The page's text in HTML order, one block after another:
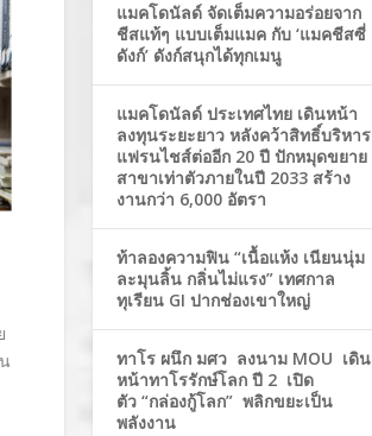
แมคโดนัลด์ จัดเต็มความอร่อยจาก
ชีสแท้ๆ แบบเต็มแมค กับ ‘แมคชีสซี่
ดังก์’ ดังก์สนุกได้ทุกเมนู
แมคโดนัลด์ ประเทศไทย เดินหน้า
ลงทุนระยะยาว หลังคว้าสิทธิ์บริหาร
แฟรนไชส์ต่ออีก 20 ปี ปักหมุดขยาย
สาขาเท่าตัวภายในปี 2033 สร้าง
งานกว่า 6,000 อัตรา
ท้าลองความฟิน “เนื้อแห้ง เนียนนุ่ม
ละมุนลิ้น กลิ่นไม่แรง” เทศกาล
ทุเรียน GI ปากช่องเขาใหญ่
ทาโร ผนึก มศว ลงนาม MOU เดิน
หน้าทาโรรักษ์โลก ปี 2 เปิด
ตัว “กล่องกู้โลก” พลิกขยะเป็น
พลังงาน